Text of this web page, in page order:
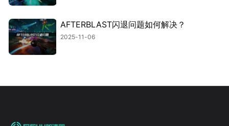
AFTERBLAST闪退问题如何解决？
2025-11-06